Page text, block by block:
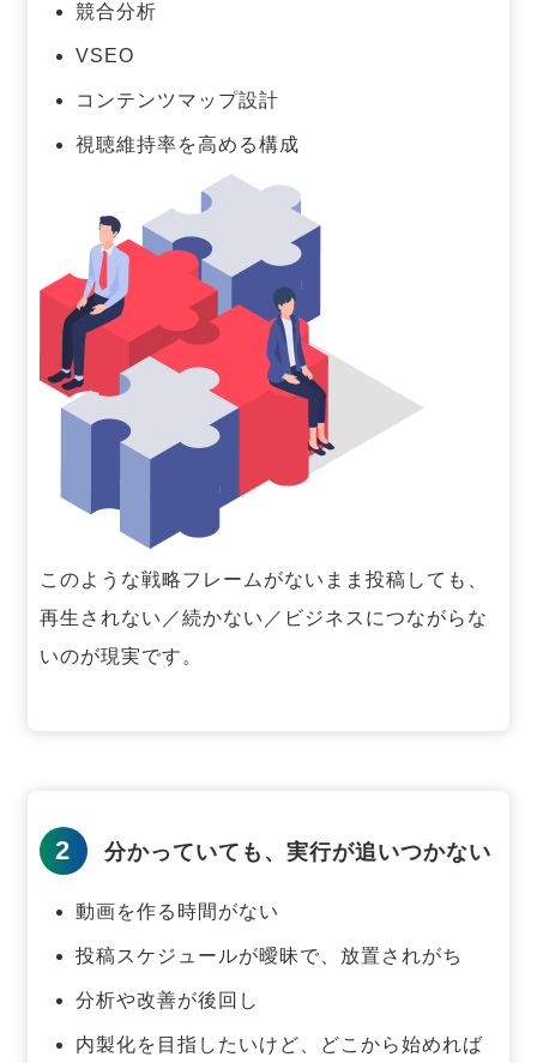
競合分析
VSEO
コンテンツマップ設計
視聴維持率を高める構成
このような戦略フレームがないまま投稿しても、
再生されない／続かない／ビジネスにつながらな
いのが現実です。
2 分かっていても、実行が追いつかない
動画を作る時間がない
投稿スケジュールが曖昧で、放置されがち
分析や改善が後回し
内製化を目指したいけど、どこから始めれば